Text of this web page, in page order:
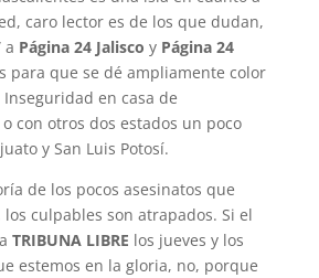
caro lector es de los que dudan,
a Página 24 Jalisco y Página 24
para que se dé ampliamente color
en casa de
con otros dos estados un poco
y San Luis Potosí.
de los pocos asesinatos que
culpables son atrapados. Si el
TRIBUNA LIBRE los jueves y los
estemos en la gloria, no, porque